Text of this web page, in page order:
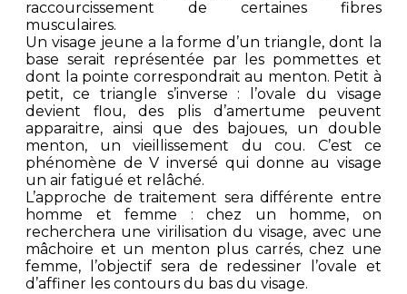
raccourcissement de certaines fibres
musculaires.
Un visage jeune a la forme d’un triangle, dont la
base serait représentée par les pommettes et
dont la pointe correspondrait au menton. Petit à
petit, ce triangle s’inverse : l’ovale du visage
devient flou, des plis d’amertume peuvent
apparaitre, ainsi que des bajoues, un double
menton, un vieillissement du cou. C’est ce
phénomène de V inversé qui donne au visage
un air fatigué et relâché.
L’approche de traitement sera différente entre
homme et femme : chez un homme, on
recherchera une virilisation du visage, avec une
mâchoire et un menton plus carrés, chez une
femme, l’objectif sera de redessiner l’ovale et
d’affiner les contours du bas du visage.